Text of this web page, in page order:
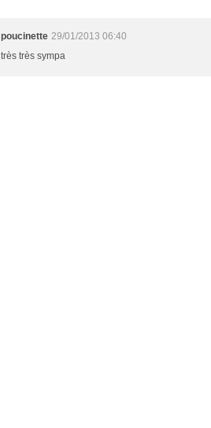
poucinette 29/01/2013 06:40
très très sympa